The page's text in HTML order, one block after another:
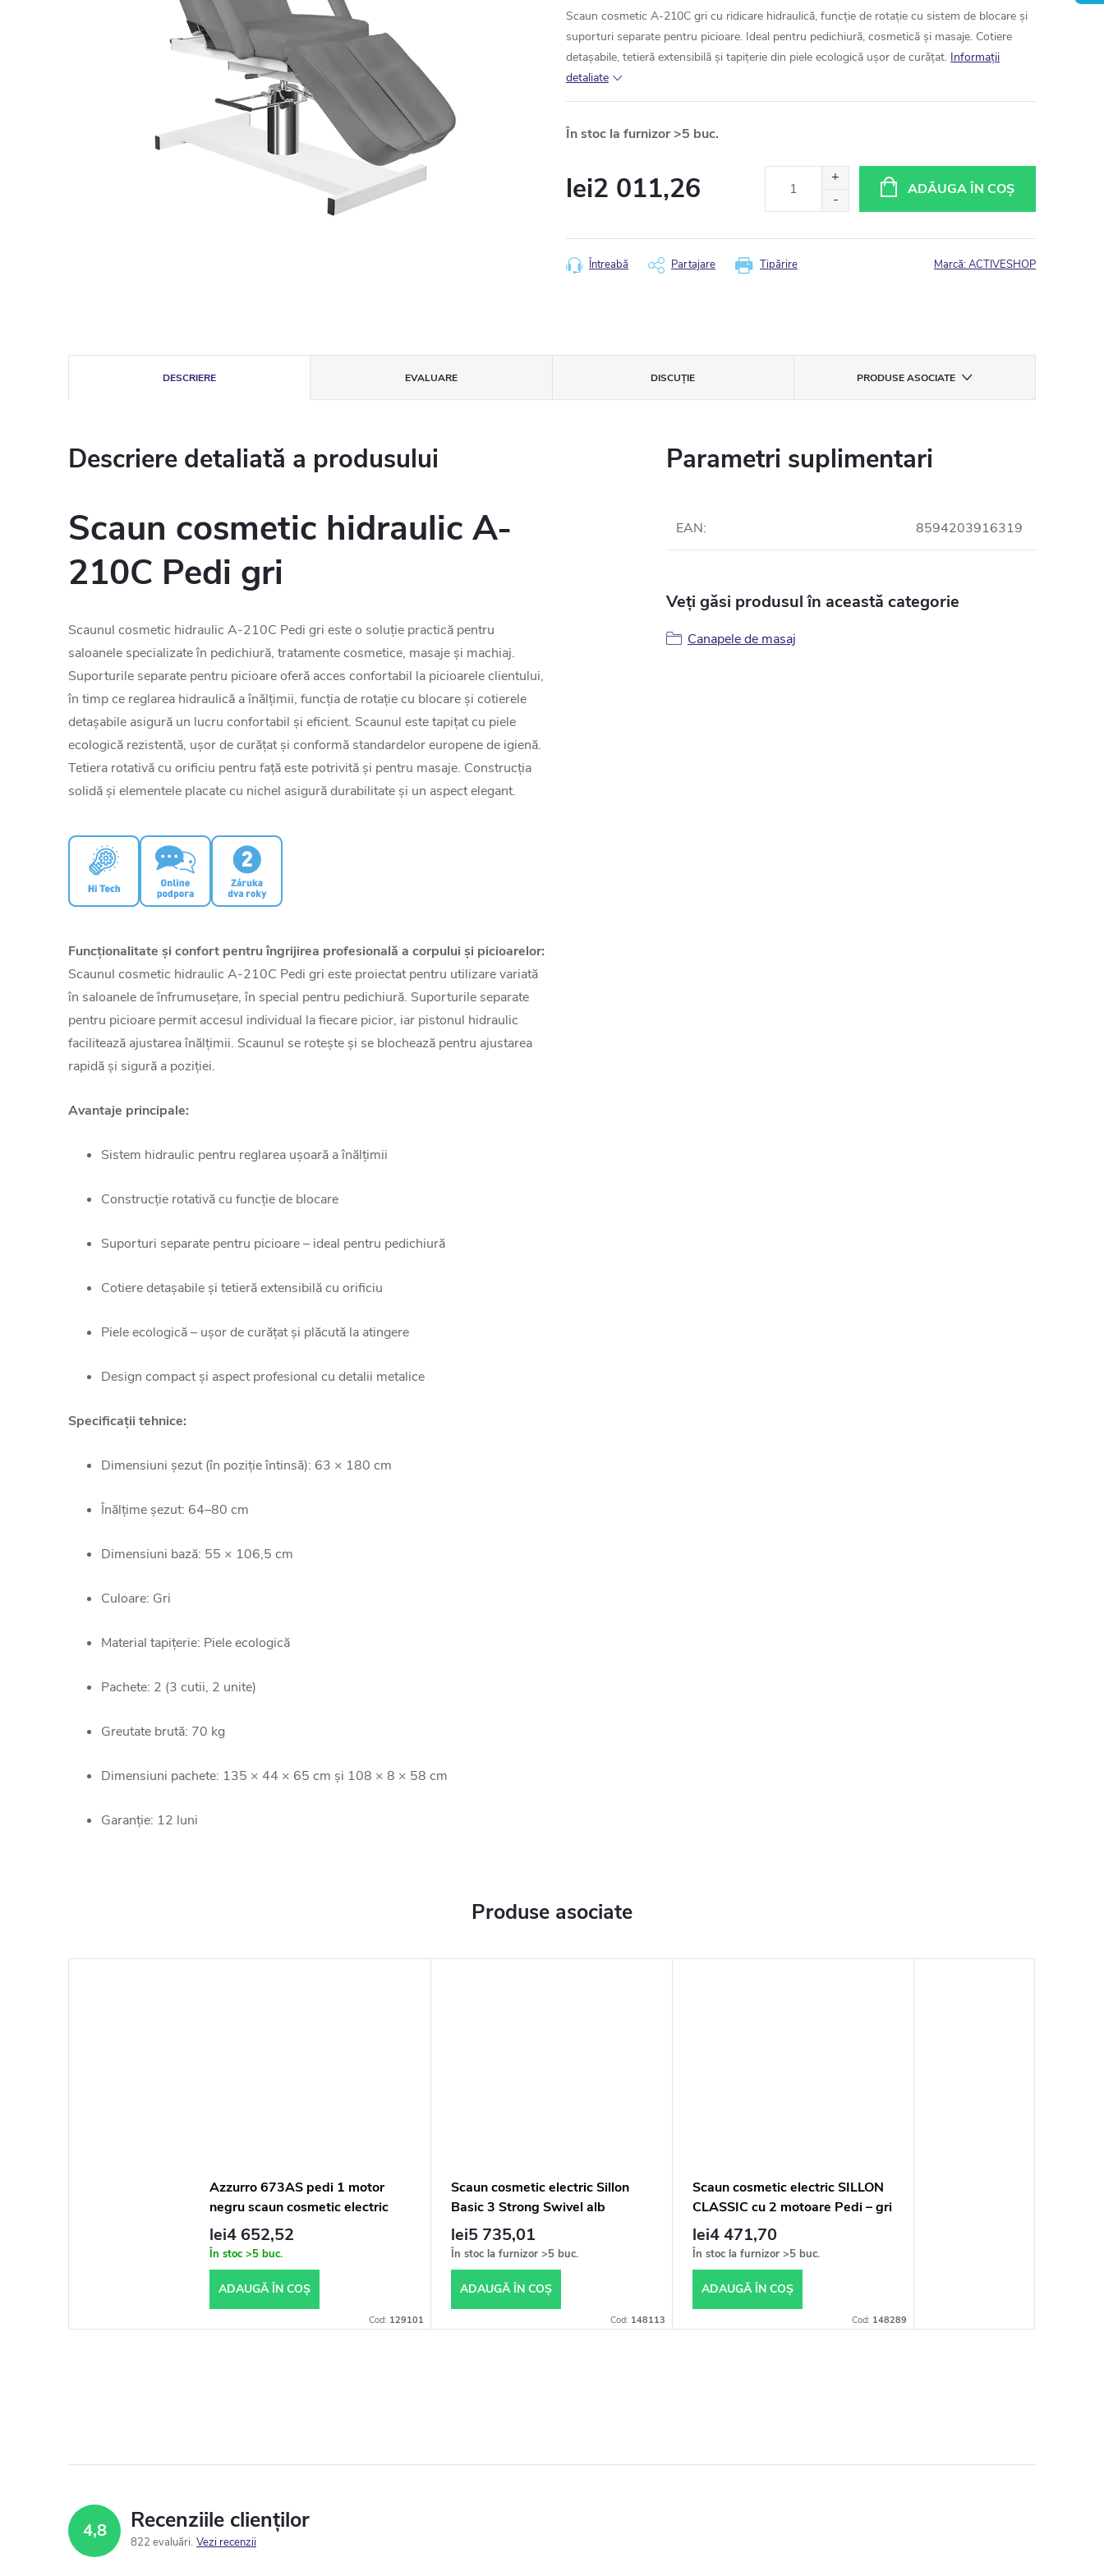
Scaun cosmetic A-210C gri cu ridicare hidraulică, funcție de rotație cu sistem de blocare și
suporturi separate pentru picioare. Ideal pentru pedichiură, cosmetică și masaje. Cotiere
detașabile, tetieră extensibilă și tapițerie din piele ecologică ușor de curățat. Informaţii
detaliate
În stoc la furnizor >5 buc.
lei2 011,26 ADĂUGA ÎN COŞ
Tipărire
Întreabă Partajare Marcă:ACTIVESHOP
DESCRIERE EVALUARE DISCUŢIE PRODUSE ASOCIATE
Descriere detaliată a produsului
Scaun cosmetic hidraulic A-
210C Pedi gri
Scaunul cosmetic hidraulic A-210C Pedi gri este o soluție practică pentru
saloanele specializate în pedichiură, tratamente cosmetice, masaje și machiaj.
Suporturile separate pentru picioare oferă acces confortabil la picioarele clientului,
în timp ce reglarea hidraulică a înălțimii, funcția de rotație cu blocare și cotierele
detașabile asigură un lucru confortabil și eficient. Scaunul este tapițat cu piele
ecologică rezistentă, ușor de curățat și conformă standardelor europene de igienă.
Tetiera rotativă cu orificiu pentru față este potrivită și pentru masaje. Construcția
solidă și elementele placate cu nichel asigură durabilitate și un aspect elegant.
Funcționalitate și confort pentru îngrijirea profesională a corpului și picioarelor:
Scaunul cosmetic hidraulic A-210C Pedi gri este proiectat pentru utilizare variată
în saloanele de înfrumusețare, în special pentru pedichiură. Suporturile separate
pentru picioare permit accesul individual la fiecare picior, iar pistonul hidraulic
facilitează ajustarea înălțimii. Scaunul se rotește și se blochează pentru ajustarea
rapidă și sigură a poziției.
Avantaje principale:
Sistem hidraulic pentru reglarea ușoară a înălțimii
Construcție rotativă cu funcție de blocare
Suporturi separate pentru picioare – ideal pentru pedichiură
Cotiere detașabile și tetieră extensibilă cu orificiu
Piele ecologică – ușor de curățat și plăcută la atingere
Design compact și aspect profesional cu detalii metalice
Specificații tehnice:
Dimensiuni șezut (în poziție întinsă): 63 × 180 cm
Înălțime șezut: 64–80 cm
Dimensiuni bază: 55 × 106,5 cm
Culoare: Gri
Material tapițerie: Piele ecologică
Pachete: 2 (3 cutii, 2 unite)
Greutate brută: 70 kg
Dimensiuni pachete: 135 × 44 × 65 cm și 108 × 8 × 58 cm
Garanție: 12 luni
Parametri suplimentari
EAN: 8594203916319
Veți găsi produsul în această categorie
Canapele de masaj
Produse asociate
Azzurro 673AS pedi 1 motor
negru scaun cosmetic electric
lei4 652,52
În stoc >5 buc.
ADAUGĂ ÎN COŞ
Cod: 129101
Scaun cosmetic electric Sillon
Basic 3 Strong Swivel alb
lei5 735,01
În stoc la furnizor >5 buc.
ADAUGĂ ÎN COŞ
Cod: 148113
Scaun cosmetic electric SILLON
CLASSIC cu 2 motoare Pedi – gri
lei4 471,70
În stoc la furnizor >5 buc.
ADAUGĂ ÎN COŞ
Cod: 148289
4,8 Recenziile clienților
822 evaluări Vezi recenzii